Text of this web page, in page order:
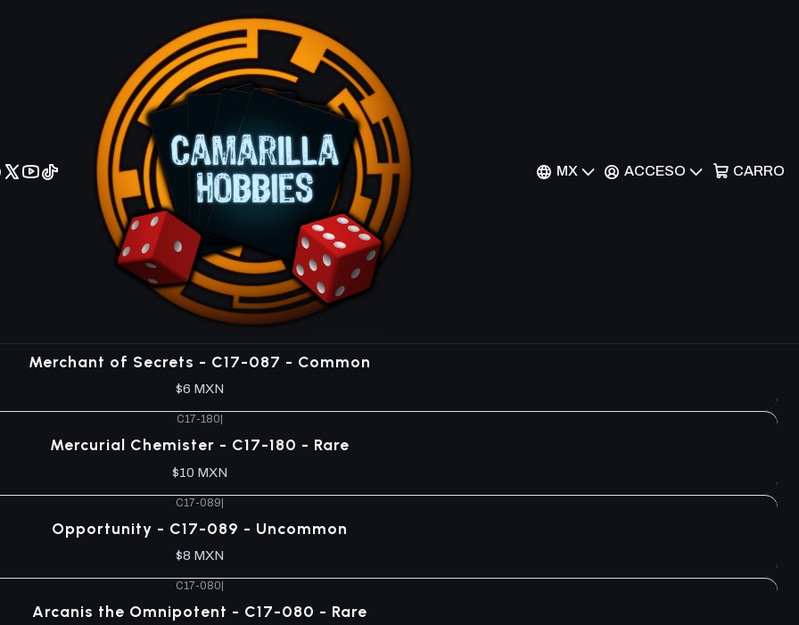
MX ACCESO CARRO
The Gathering, lanzada el 25 de agosto de 2017. Esta edición incluye cuatro mazos preconstruidos, cada uno centrado
C17-162|Wotc
Behemoth Sledge - C17-162 - Uncommon
$8 MXN
C17-175|
Izzet Chronarch - C17-175 - Common
$6 MXN
Merchant of Secrets - C17-087 - Common
$6 MXN
C17-180
Mercurial Chemister - C17-180 - Rare
$10 MXN
C17-089|
Opportunity - C17-089 - Uncommon
$8 MXN
C17-080|
Arcanis the Omnipotent - C17-080 - Rare